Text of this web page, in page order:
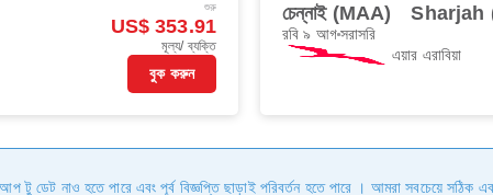
শুরু
US$ 353.91
মূল্য/ ব্যক্তি
বুক করুন
চেন্নাই (MAA) Sharjah
রবি ৯ আগসরাসরি
এয়ার এরাবিয়া
ডেট নাও হতে পারে এবং পূর্ব বিজ্ঞপ্তি ছাড়াই পরিবর্তন হতে পারে । আমরা সবচেয়ে সঠিক